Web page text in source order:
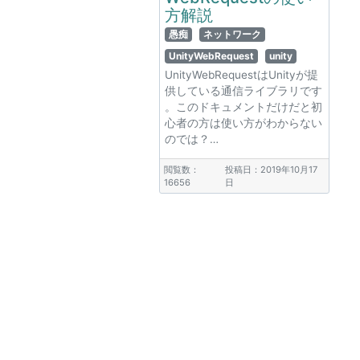
方解説
愚痴
ネットワーク
UnityWebRequest
unity
UnityWebRequestはUnityが提
供している通信ライブラリです
。このドキュメントだけだと初
心者の方は使い方がわからない
のでは？…
閲覧数：
16656
投稿日：2019年10月17
日